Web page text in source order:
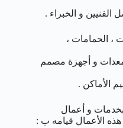
و الخبراء .
، الحمامات ،
معدات و أجهزة مصمم
الأماكن .
بخدمات و أعمال
الأعمال قيامه ب :